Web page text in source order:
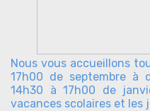
Nous vous accueillons
17h00 de septembre à
14h30 à 17h00 de
vacances scolaires et les